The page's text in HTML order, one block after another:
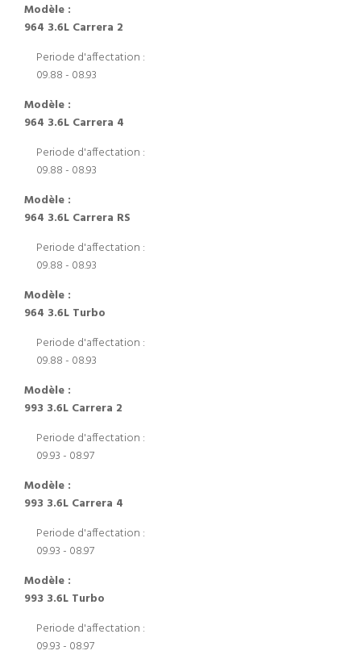
Modèle :
964 3.6L Carrera 2
Periode d'affectation :
09.88 - 08.93
Modèle :
964 3.6L Carrera 4
Periode d'affectation :
09.88 - 08.93
Modèle :
964 3.6L Carrera RS
Periode d'affectation :
09.88 - 08.93
Modèle :
964 3.6L Turbo
Periode d'affectation :
09.88 - 08.93
Modèle :
993 3.6L Carrera 2
Periode d'affectation :
09.93 - 08.97
Modèle :
993 3.6L Carrera 4
Periode d'affectation :
09.93 - 08.97
Modèle :
993 3.6L Turbo
Periode d'affectation :
09.93 - 08.97